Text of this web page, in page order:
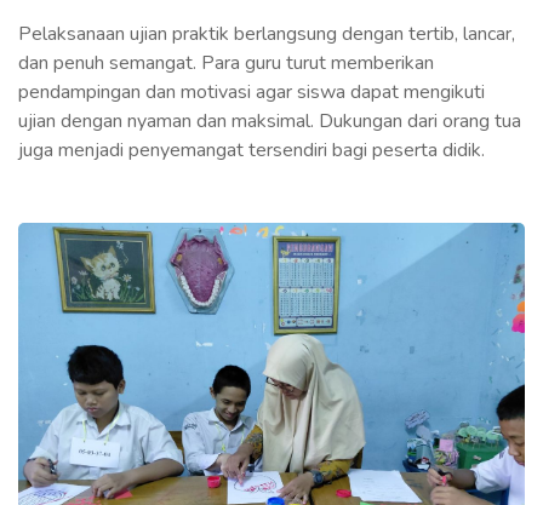
Pelaksanaan ujian praktik berlangsung dengan tertib, lancar,
dan penuh semangat. Para guru turut memberikan
pendampingan dan motivasi agar siswa dapat mengikuti
ujian dengan nyaman dan maksimal. Dukungan dari orang tua
juga menjadi penyemangat tersendiri bagi peserta didik.